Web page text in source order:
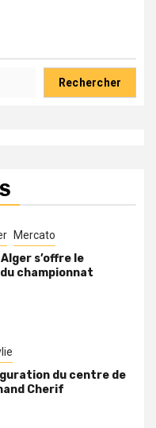
Rechercher
Mercato
s’offre le
championnat
du centre de
Cherif